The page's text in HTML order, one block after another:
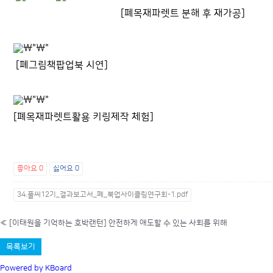
폐목재파렛트 분해 후 재가공
폐그림책팝업북 시연
폐목재파렛트활용 키링제작 체험
좋아요 0 싫어요 0
34.풀씨12기_결과보고서_폐_북업사이클링연구회-1.pdf
« [이태원을 기억하는 호박랜턴] 안전하게 애도할 수 있는 사회를 위해
목록보기
Powered by KBoard